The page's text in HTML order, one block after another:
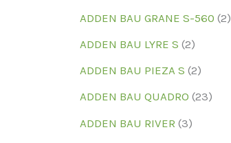
ADDEN BAU GRANE S-560 (2)
ADDEN BAU LYRE S (2)
ADDEN BAU PIEZA S (2)
ADDEN BAU QUADRO (23)
ADDEN BAU RIVER (3)